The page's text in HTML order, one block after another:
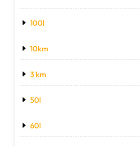
100l
10km
3 km
50l
60l